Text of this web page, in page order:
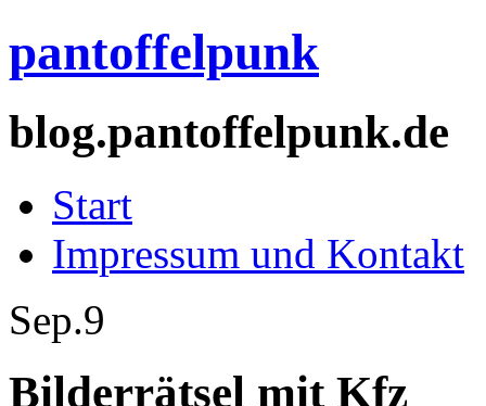
pantoffelpunk
blog.pantoffelpunk.de
Start
Impressum und Kontakt
Sep.9
Bilderrätsel mit Kfz